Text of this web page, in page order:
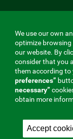
Contractor
Company,
We use our own
optimize browsing
our website. By
consider that you
them according to
preferences”
necessary”
obtain more
Accept